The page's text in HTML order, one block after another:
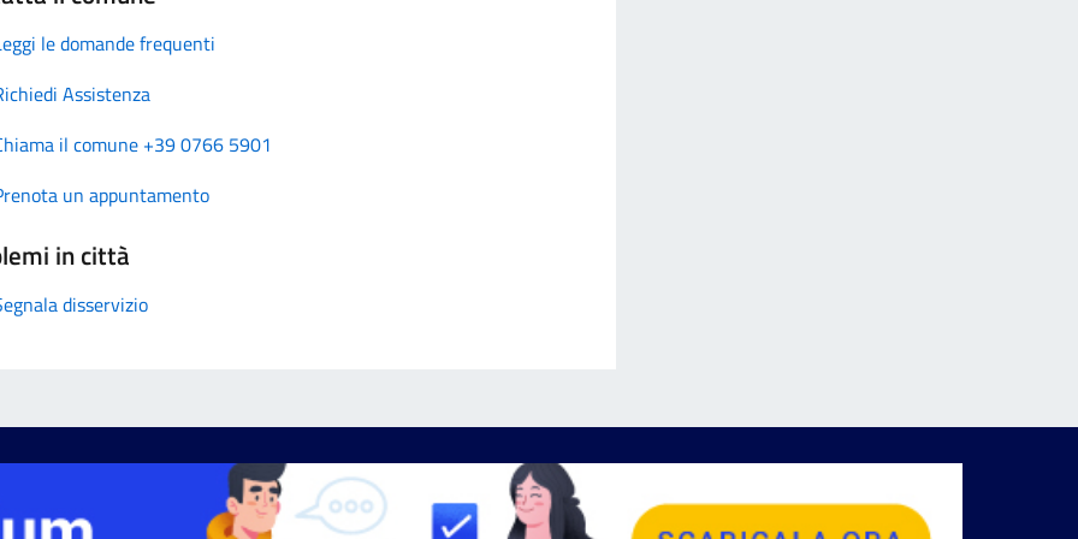
le domande frequenti
Assistenza
il comune +39 0766 5901
un appuntamento
in città
disservizio